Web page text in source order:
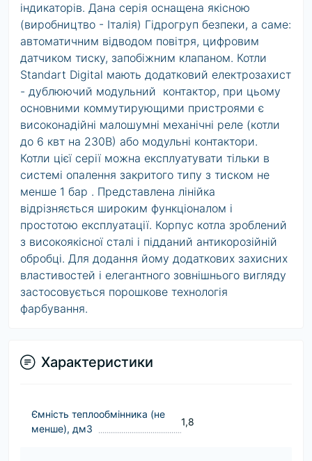
індикаторів. Дана серія оснащена якісною
(виробництво - Італія) Гідрогруп безпеки, а саме:
автоматичним відводом повітря, цифровим
датчиком тиску, запобіжним клапаном. Котли
Standart Digital мають додатковий електрозахист
- дублюючий модульний контактор, при цьому
основними коммутирующими пристроями є
високонадійні малошумні механічні реле (котли
до 6 квт на 230В) або модульні контактори.
Котли цієї серії можна експлуатувати тільки в
системі опалення закритого типу з тиском не
менше 1 бар . Представлена ​​лінійка
відрізняється широким функціоналом і
простотою експлуатації. Корпус котла зроблений
з високоякісної сталі і підданий антикорозійній
обробці. Для додання йому додаткових захисних
властивостей і елегантного зовнішнього вигляду
застосовується порошкове технологія
фарбування.
Характеристики
Ємність теплообмінника (не
менше), дм3
1,8